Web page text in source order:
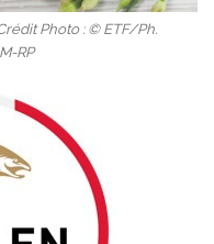
Photo : © ETF/Ph.
RP